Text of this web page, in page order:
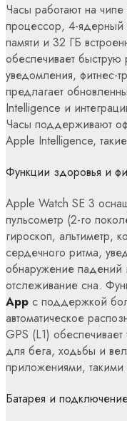
Часы работают на чипе
процессор, 4-ядерный
памяти и 32 ГБ
обеспечивает
уведомления, фитнес-
предлагает
Intelligence и
Часы поддерживают
Apple Intelligence,
Функции здоровья и
Apple Watch SE 3
пульсометр (2-го
гироскоп, альтиметр,
сердечного ритма,
обнаружение падений
отслеживание сна.
App с поддержкой
автоматическое
GPS (L1)
для бега, ходьбы и
приложениями, такими
Батарея и